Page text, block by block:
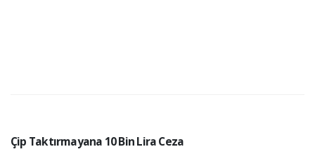
Çip Taktırmayana 10 Bin Lira Ceza